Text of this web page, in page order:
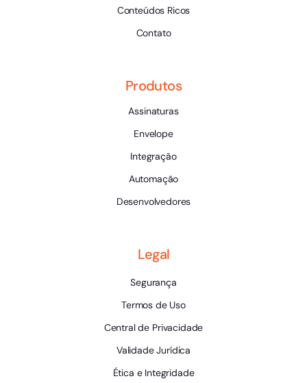
Conteúdos Ricos
Contato
Produtos
Assinaturas
Envelope
Integração
Automação
Desenvolvedores
Legal
Segurança
Termos de Uso
Central de Privacidade
Validade Jurídica
Ética e Integridade